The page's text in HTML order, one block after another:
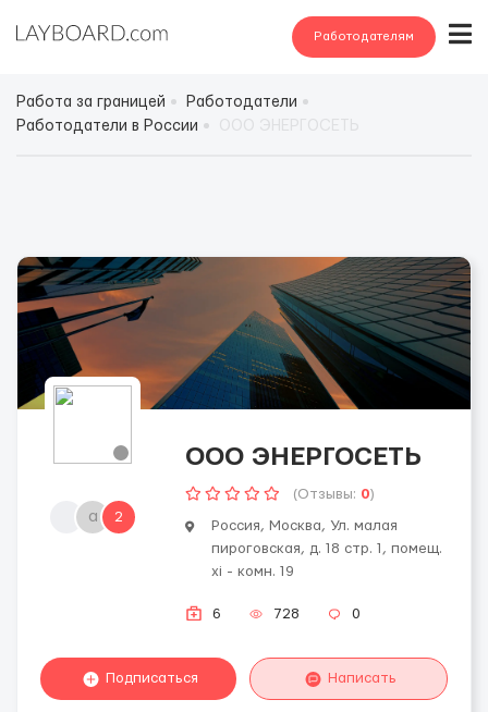
Работодателям
Работа за границей
Работодатели
Работодатели в России
a 2
ООО ЭНЕРГОСЕТЬ
(Отзывы: 0)
Россия, Москва, Ул. малая
пироговская, д. 18 стр. 1, помещ.
xi - комн. 19
6 728 0
Подписаться Написать